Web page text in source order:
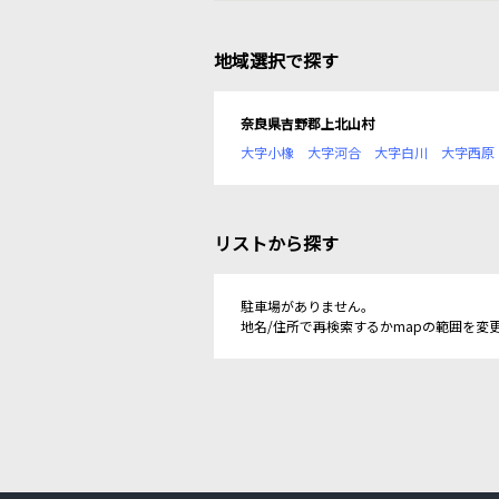
地域選択で探す
奈良県吉野郡上北山村
大字小橡
大字河合 大字白川 大字西原
リストから探す
駐車場がありません。
地名/住所で再検索するかmapの範囲を変